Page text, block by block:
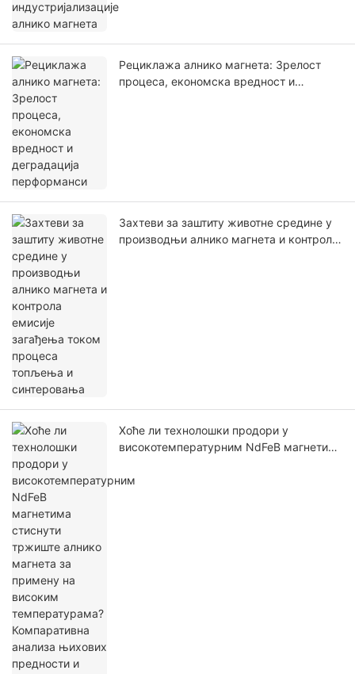
Рециклажа алнико магнета: Зрелост
процеса, економска вредност и
Захтеви за заштиту животне средине у
производњи алнико магнета и контрола
Хоће ли технолошки продори у
високотемпературним NdFeB магнетима
примену на високим температурама?